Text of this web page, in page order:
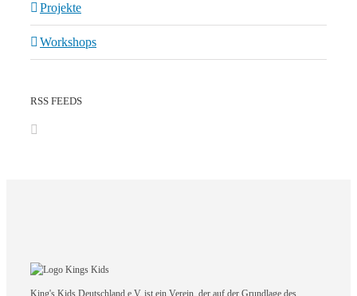
Projekte
Workshops
RSS FEEDS
King's Kids Deutschland e.V. ist ein Verein, der auf der Grundlage des